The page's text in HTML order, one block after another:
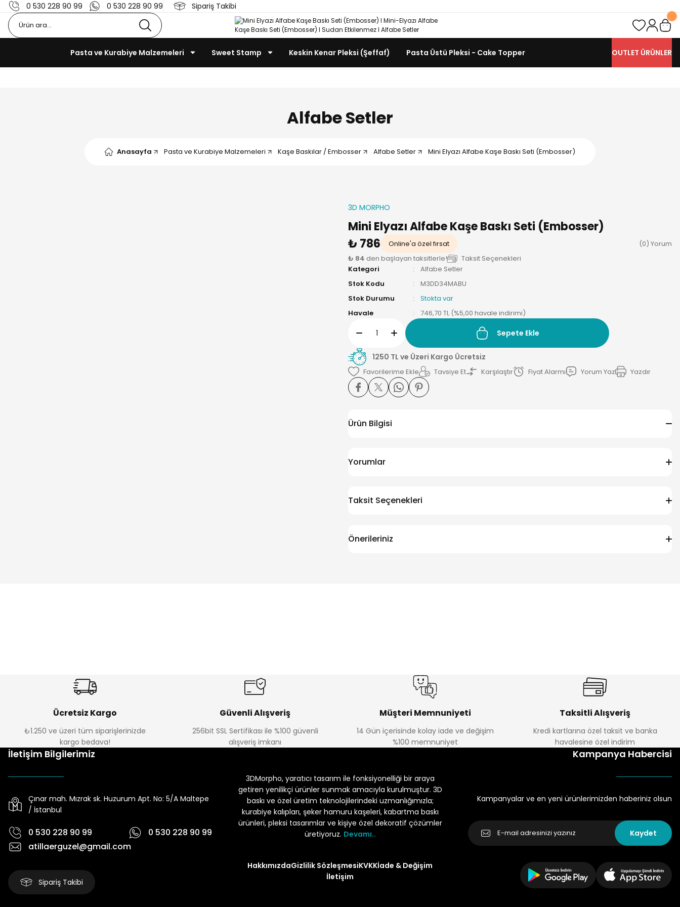
0 530 228 90 99 0 530 228 90 99 Sipariş Takibi
Pasta ve Kurabiye Malzemeleri Sweet Stamp Keskin Kenar Pleksi (Şeffaf) Pasta Üstü Pleksi - Cake Topper OUTLET ÜRÜNLER
Alfabe Setler
Anasayfa Pasta ve Kurabiye Malzemeleri Kaşe Baskılar / Embosser Alfabe Setler Mini Elyazı Alfabe Kaşe Baskı Seti (Embosser)
3D MORPHO
Mini Elyazı Alfabe Kaşe Baskı Seti (Embosser)
₺ 786
Online'a özel fırsat
(0) Yorum
₺ 84 den başlayan taksitlerle!
Taksit Seçenekleri
Kategori
Alfabe Setler
Stok Kodu
M3DD34MABU
Stok Durumu
Stokta var
Havale
746,70 TL (%5,00 havale indirimi)
Sepete Ekle
1250 TL ve Üzeri Kargo Ücretsiz
Tavsiye Et Karşılaştır Fiyat Alarmı Yorum Yaz Yazdır
Ürün Bilgisi
Yorumlar
Taksit Seçenekleri
Önerileriniz
Ücretsiz Kargo
₺1.250 ve üzeri tüm siparişlerinizde
kargo bedava!
Güvenli Alışveriş
256bit SSL Sertifikası ile %100 güvenli
alışveriş imkanı
Müşteri Memnuniyeti
14 Gün içerisinde kolay iade ve değişim
%100 memnuniyet
Taksitli Alışveriş
Kredi kartlarına özel taksit ve banka
havalesine özel indirim
İletişim Bilgilerimiz
Çınar mah. Mızrak sk. Huzurum Apt. No: 5/A Maltepe
/ İstanbul
0 530 228 90 99
0 530 228 90 99
atillaerguzel@gmail.com
Sipariş Takibi
3DMorpho, yaratıcı tasarım ile fonksiyonelliği bir araya
getiren yenilikçi ürünler sunmak amacıyla kurulmuştur. 3D
baskı ve özel üretim teknolojilerindeki uzmanlığımızla;
kurabiye kalıpları, şeker hamuru kaşeleri, kabartma baskı
ürünleri, pleksi tasarımlar ve kişiye özel dekoratif çözümler
üretiyoruz. Devamı..
HakkımızdaGizlilik SözleşmesiKVKKİade & Değişim
İletişim
Kampanya Habercisi
Kampanyalar ve en yeni ürünlerimizden haberiniz olsun
Kaydet